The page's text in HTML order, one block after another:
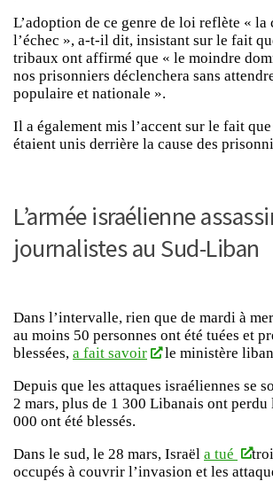
L’adoption de ce genre de loi reflète « la
l’échec », a-t-il dit, insistant sur le fait
tribaux ont affirmé que « le moindre
nos prisonniers déclenchera sans
populaire et nationale ».
Il a également mis l’accent sur le fait
étaient unis derrière la cause des
L’armée israélienne
journalistes au Sud-Liban
Dans l’intervalle, rien que de mardi à
au moins 50 personnes ont été tuées et
blessées, a fait savoir
le ministère
Depuis que les attaques israéliennes se
2 mars, plus de 1 300 Libanais ont perdu
000 ont été blessés.
Dans le sud, le 28 mars, Israël a tué
occupés à couvrir l’invasion et les